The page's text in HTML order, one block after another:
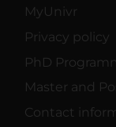
MyUnivr
Privacy policy
PhD
Master and
Contact